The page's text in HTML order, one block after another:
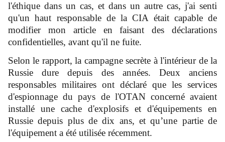
l'éthique dans un cas, et dans un autre cas, j'ai senti
qu'un haut responsable de la CIA était capable de
modifier mon article en faisant des déclarations
confidentielles, avant qu'il ne fuite.
Selon le rapport, la campagne secrète à l'intérieur de la
Russie dure depuis des années. Deux anciens
responsables militaires ont déclaré que les services
d'espionnage du pays de l'OTAN concerné avaient
installé une cache d'explosifs et d'équipements en
Russie depuis plus de dix ans, et qu’une partie de
l'équipement a été utilisée récemment.